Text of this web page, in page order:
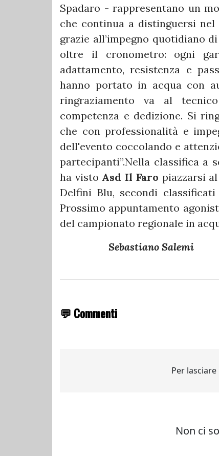
Spadaro - rappresentano un
che continua a distinguersi
grazie all’impegno quotidiano
oltre il cronometro: ogni
adattamento, resistenza e
hanno portato in acqua con
ringraziamento va al
competenza e dedizione. Si
che con professionalità e
dell'evento coccolando e
partecipanti”.Nella classifica a
ha visto Asd Il Faro piazzarsi
Delfini Blu, secondi
Prossimo appuntamento
del campionato regionale in
Sebastiano Salemi
💬 Commenti